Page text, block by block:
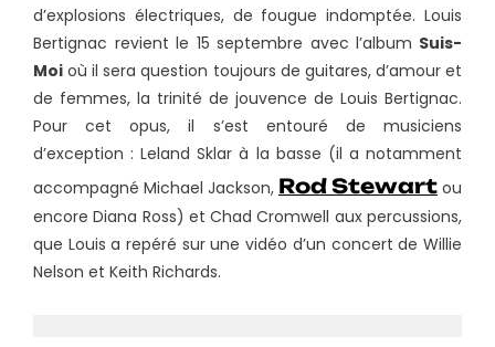
d’explosions électriques, de fougue indomptée. Louis
Bertignac revient le 15 septembre avec l’album Suis-
Moi où il sera question toujours de guitares, d’amour et
de femmes, la trinité de jouvence de Louis Bertignac.
Pour cet opus, il s’est entouré de musiciens
d’exception : Leland Sklar à la basse (il a notamment
accompagné Michael Jackson, Rod Stewart ou
encore Diana Ross) et Chad Cromwell aux percussions,
que Louis a repéré sur une vidéo d’un concert de Willie
Nelson et Keith Richards.